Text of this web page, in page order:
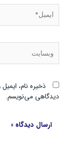
ذخیره نام،
دیدگاهی می‌نویسم.